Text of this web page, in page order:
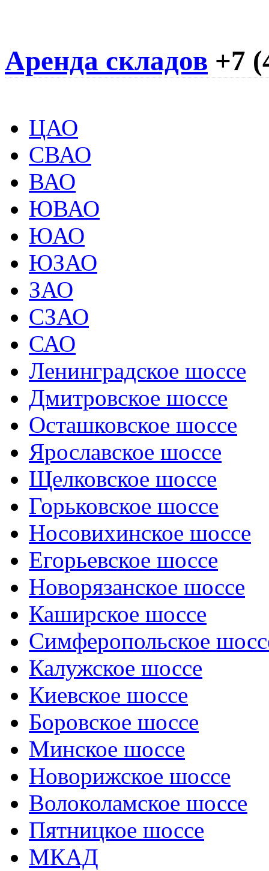
Аренда складов +7
ЦАО
СВАО
ВАО
ЮВАО
ЮАО
ЮЗАО
ЗАО
СЗАО
САО
Ленинградское шоссе
Дмитровское шоссе
Осташковское шоссе
Ярославское шоссе
Щелковское шоссе
Горьковское шоссе
Носовихинское шоссе
Егорьевское шоссе
Новорязанское шоссе
Каширское шоссе
Симферопольское
Калужское шоссе
Киевское шоссе
Боровское шоссе
Минское шоссе
Новорижское шоссе
Волоколамское шоссе
Пятницкое шоссе
МКАД